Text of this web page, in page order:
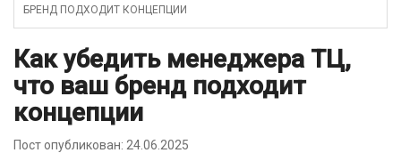
Май 16, 2022
как защитить свой бизнес?
БРЕНД ПОДХОДИТ КОНЦЕПЦИИ
Как убедить менеджера ТЦ,
что ваш бренд подходит
концепции
Пост опубликован: 24.06.2025